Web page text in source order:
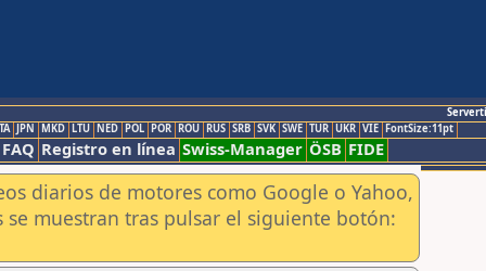
JPN MKD LTU NED POL POR ROU RUS SRB SVK SWE TUR UKR VIE FontSize:11pt
FAQ Registro en línea Swiss-Manager ÖSB FIDE
diarios de motores como Google o Yahoo,
muestran tras pulsar el siguiente botón: